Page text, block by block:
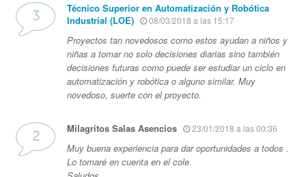
Técnico Superior en Automatización y Robótica
Industrial (LOE)
08/03/2018 a las 15:17
Proyectos tan novedosos como estos ayudan a niños y
niñas a tomar no solo decisiones diarias sino también
decisiones futuras como puede ser estudiar un ciclo en
automatización y robótica o alguno similar. Muy
novedoso, suerte con el proyecto.
Milagritos Salas Asencios 23/01/2018 a las 00:36
Muy buena experiencia para dar oportunidades a todos .
Lo tomaré en cuenta en el cole.